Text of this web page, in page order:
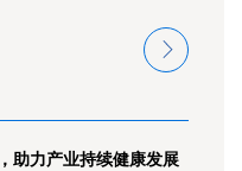
助力产业持续健康发展